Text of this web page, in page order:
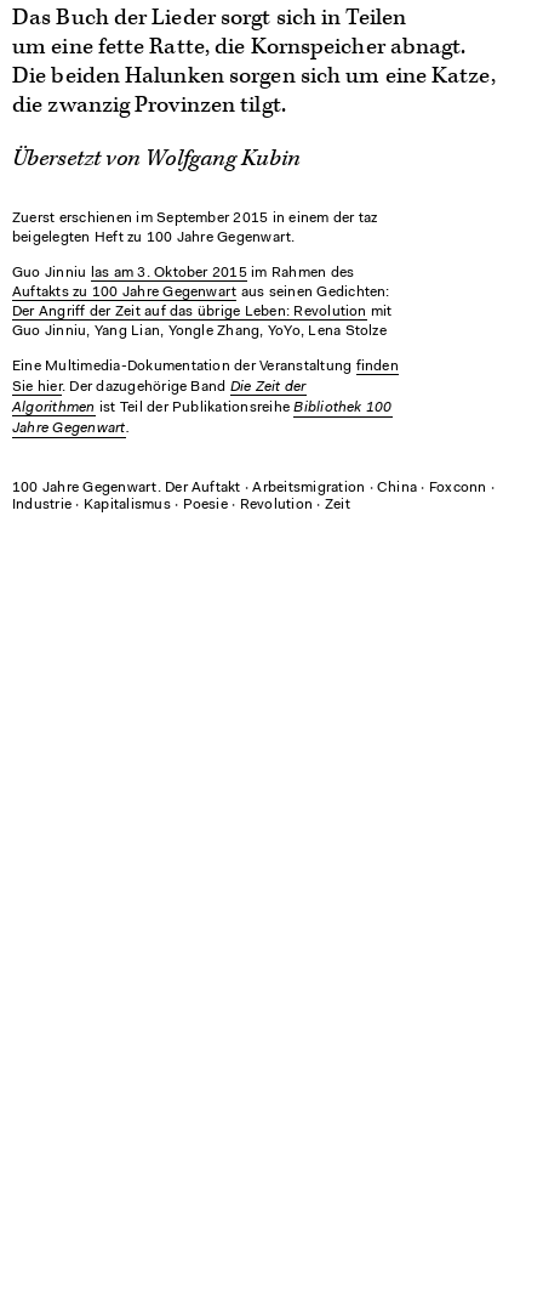
Das Buch der Lieder sorgt sich in Teilen
um eine fette Ratte, die Kornspeicher abnagt.
Die beiden Halunken sorgen sich um eine Katze,
die zwanzig Provinzen tilgt.
Übersetzt von Wolfgang Kubin
Zuerst erschienen im September 2015 in einem der taz
beigelegten Heft zu 100 Jahre Gegenwart.
Guo Jinniu las am 3. Oktober 2015im Rahmen des
Auftakts zu 100 Jahre Gegenwart aus seinen Gedichten:
Der Angriff der Zeit auf das übrige Leben: Revolution mit
Guo Jinniu, Yang Lian, Yongle Zhang, YoYo, Lena Stolze
Eine Multimedia-Dokumentation der Veranstaltung finden
Sie hier. Der dazugehörige Band Die Zeit der
Algorithmen ist Teil der PublikationsreiheBibliothek 100
Jahre Gegenwart.
100 Jahre Gegenwart. Der Auftakt ∙Arbeitsmigration ∙ China ∙ Foxconn ∙
Industrie ∙ Kapitalismus∙ Poesie∙ Revolution ∙ Zeit